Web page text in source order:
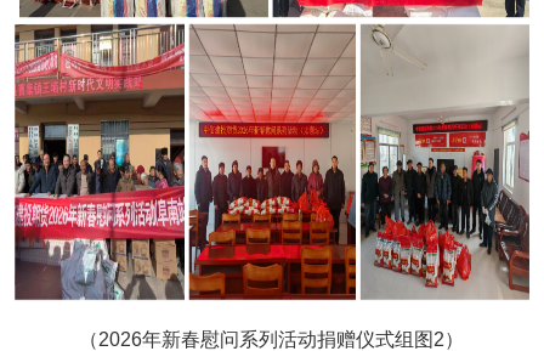
（2026年新春慰问系列活动捐赠仪式组图2）